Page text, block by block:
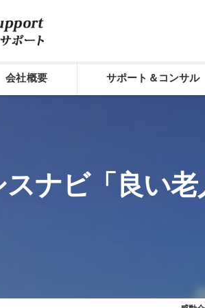
会社概要
会社エイジング・サポート
サポート＆コンサル
介護経営診断
介護経営サポート／食べ
ナビ「良い